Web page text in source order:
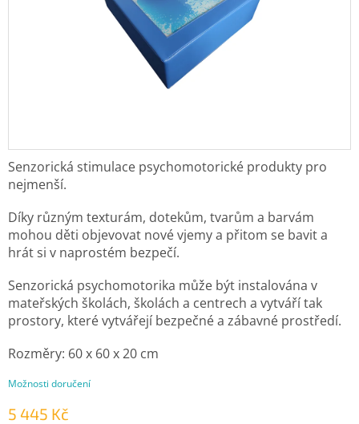
5 445 Kč
Možnosti doručení
Senzorická stimulace psychomotorické produkty pro
nejmenší.
Díky různým texturám, dotekům, tvarům a barvám
mohou děti objevovat nové vjemy a přitom se bavit a
hrát si v naprostém bezpečí.
Senzorická psychomotorika může být instalována v
mateřských školách, školách a centrech a vytváří tak
prostory, které vytvářejí bezpečné a zábavné prostředí.
Rozměry: 60 x 60 x 20 cm